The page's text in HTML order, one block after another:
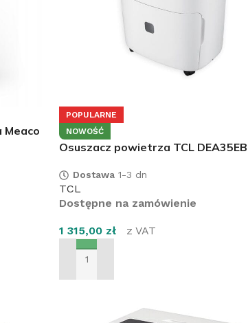
POPULARNE
NOWOŚĆ
Osuszacz powietrza TCL DEA35EB
Dostawa 1-3 dn
TCL
Dostępne na zamówienie
1 315,00 zł z VAT
DODAJ DO KOSZYKA